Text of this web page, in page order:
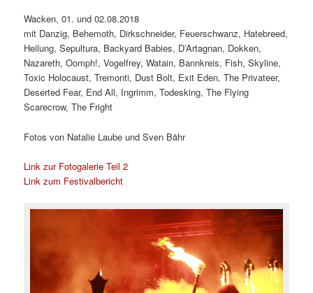
Wacken, 01. und 02.08.2018
mit Danzig, Behemoth, Dirkschneider, Feuerschwanz, Hatebreed,
Heilung, Sepultura, Backyard Babies, D’Artagnan, Dokken,
Nazareth, Oomph!, Vogelfrey, Watain, Bannkreis, Fish, Skyline,
Toxic Holocaust, Tremonti, Dust Bolt, Exit Eden, The Privateer,
Deserted Fear, End All, Ingrimm, Todesking, The Flying
Scarecrow, The Fright
Fotos von Natalie Laube und Sven Bähr
Link zur Fotogalerie Teil 2
Link zum Festivalbericht